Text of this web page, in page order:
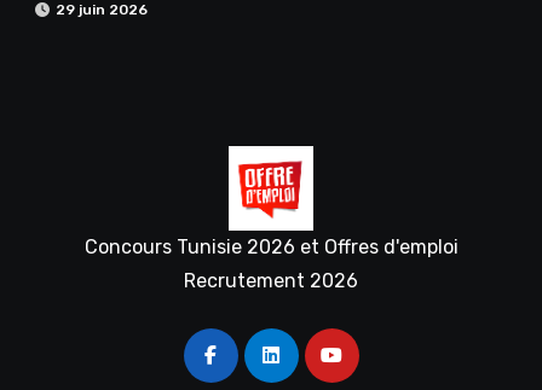
29 juin 2026
Concours Tunisie 2026 et Offres d'emploi
Recrutement 2026